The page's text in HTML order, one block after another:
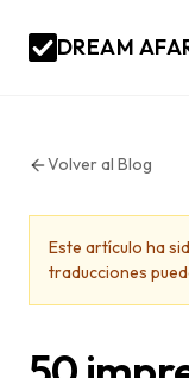
DREAM
Volver al Blog
Este artículo ha
traducciones